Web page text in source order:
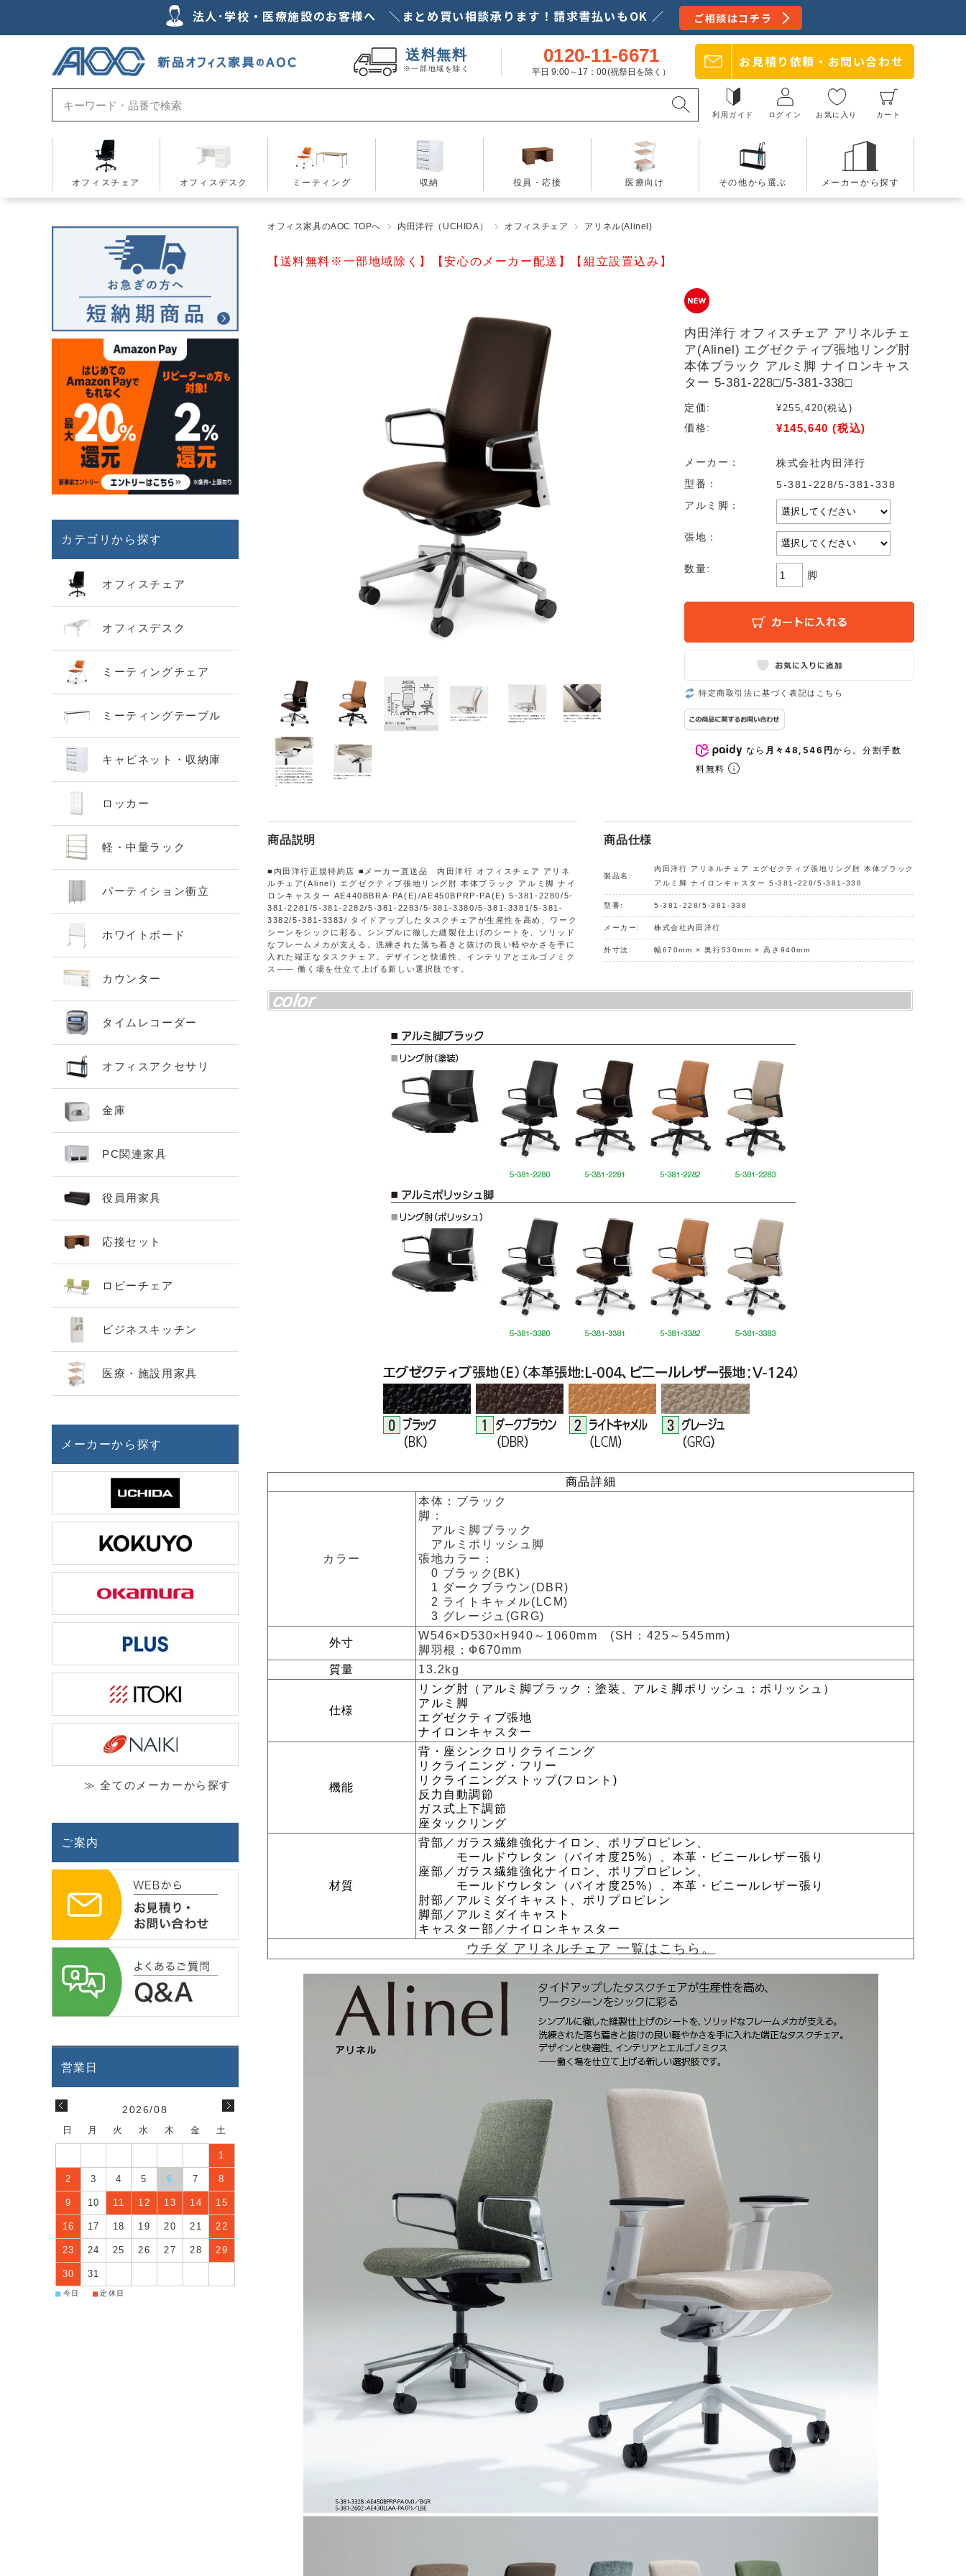
法人･学校・医療施設のお客様へ ＼まとめ買い相談承ります！請求書払いもOK ／ ご相談はコチラ
送料無料
※一部地域を除く
0120-11-6671
平日 9:00～17：00(祝祭日を除く）
お見積り依頼・ お問い合わせ
利用ガイド ログイン お気に入り カート
オフィスチェア オフィスデスク ミーティング 収納 役員・応接 医療向け その他から選ぶ メーカーから探す
オフィス家具のAOC TOPへ 内田洋行（UCHIDA） オフィスチェア アリネル(Alinel)
【送料無料※一部地域除く】【安心のメーカー配送】【組立設置込み】
内田洋行 オフィスチェア アリネルチェ
ア(Alinel) エグゼクティブ張地リング肘
本体ブラック アルミ脚 ナイロンキャス
ター 5-381-228□/5-381-338□
定価: ¥255,420(税込)
価格:
¥145,640 (税込)
メーカー：
株式会社内田洋行
型番：
5-381-228/5-381-338
アルミ脚：
張地：
数量:
脚
特定商取引法に基づく表記はこちら
なら 月々48,546円から。分割手数
料無料
商品説明
■内田洋行正規特約店 ■メーカー直送品 内田洋行 オフィスチェア アリネ
ルチェア(Alinel) エグゼクティブ張地リング肘 本体ブラック アルミ脚 ナイ
ロンキャスター AE440BBRA-PA(E)/AE450BPRP-PA(E) 5-381-2280/5-
381-2281/5-381-2282/5-381-2283/5-381-3380/5-381-3381/5-381-
3382/5-381-3383/ タイドアップしたタスクチェアが生産性を高め、ワーク
シーンをシックに彩る。シンプルに徹した縫製仕上げのシートを、ソリッド
なフレームメカが支える。洗練された落ち着きと抜けの良い軽やかさを手に
入れた端正なタスクチェア。デザインと快適性、インテリアとエルゴノミク
ス―― 働く場を仕立て上げる新しい選択肢です。
商品仕様
製品名:
内田洋行 アリネルチェア エグゼクティブ張地リング肘 本体ブラック
アルミ脚 ナイロンキャスター 5-381-228/5-381-338
型番: 5-381-228/5-381-338
メーカー: 株式会社内田洋行
外寸法: 幅670mm × 奥行530mm × 高さ940mm
商品詳細
カラー
本体：ブラック
脚：
アルミ脚ブラック
アルミポリッシュ脚
張地カラー：
0 ブラック(BK)
1 ダークブラウン(DBR)
2 ライトキャメル(LCM)
3 グレージュ(GRG)
外寸
W546×D530×H940～1060mm (SH：425～545mm)
脚羽根：Ф670mm
質量
13.2kg
仕様
リング肘（アルミ脚ブラック：塗装、アルミ脚ポリッシュ：ポリッシュ）
アルミ脚
エグゼクティブ張地
ナイロンキャスター
機能
背・座シンクロリクライニング
リクライニング・フリー
リクライニングストップ(フロント)
反力自動調節
ガス式上下調節
座タックリング
材質
背部／ガラス繊維強化ナイロン、ポリプロピレン、
モールドウレタン（バイオ度25%）、本革・ビニールレザー張り
座部／ガラス繊維強化ナイロン、ポリプロピレン、
モールドウレタン（バイオ度25%）、本革・ビニールレザー張り
肘部／アルミダイキャスト、ポリプロピレン
脚部／アルミダイキャスト
キャスター部／ナイロンキャスター
ウチダ アリネルチェア 一覧はこちら。
カテゴリから探す
オフィスチェア
オフィスデスク
ミーティングチェア
ミーティングテーブル
キャビネット・収納庫
ロッカー
軽・中量ラック
パーティション衝立
ホワイトボード
カウンター
タイムレコーダー
オフィスアクセサリ
金庫
PC関連家具
役員用家具
応接セット
ロビーチェア
ビジネスキッチン
医療・施設用家具
メーカーから探す
≫ 全てのメーカーから探す
ご案内
2026/08
日 月 火 水 木 金 土
1
2 3 4 5 6 7 8
9 10 11 12 13 14 15
16 17 18 19 20 21 22
23 24 25 26 27 28 29
30 31
■ 今日 ■ 定休日